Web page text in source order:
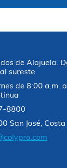
de Alajuela.
sureste
de 8:00 a.m.
8800
San José, Costa